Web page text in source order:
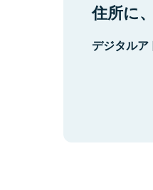
住所に
デジタルア